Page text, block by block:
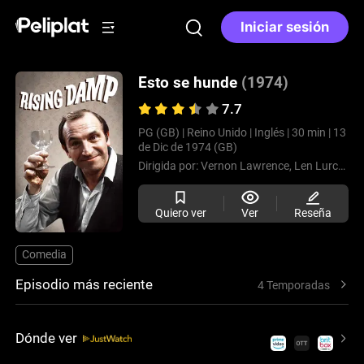
Iniciar sesión
Esto se hunde (1974)
7.7
PG (GB) | Reino Unido | Inglés | 30 min | 13
de Dic de 1974 (GB)
Dirigida por:Vernon Lawrence, Len Lurcuck,
Quiero ver Ver Reseña
Comedia
Episodio más reciente 4 Temporadas
Dónde ver